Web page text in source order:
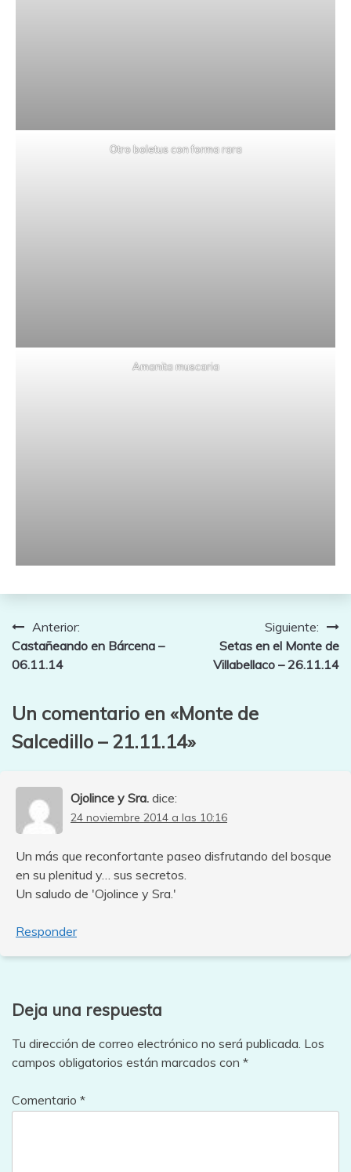
Otro boletus con forma rara
Amanita muscaria
Navegación
de
Anterior:
Castañeando en Bárcena –
06.11.14
Siguiente:
Setas en el Monte de
Villabellaco – 26.11.14
Un comentario en «Monte de
Salcedillo – 21.11.14»
Ojolince y Sra. dice:
24 noviembre 2014 a las 10:16
Un más que reconfortante paseo disfrutando del bosque
en su plenitud y… sus secretos.
Un saludo de 'Ojolince y Sra.'
Responder
Deja una respuesta
Tu dirección de correo electrónico no será publicada. Los
campos obligatorios están marcados con *
Comentario *